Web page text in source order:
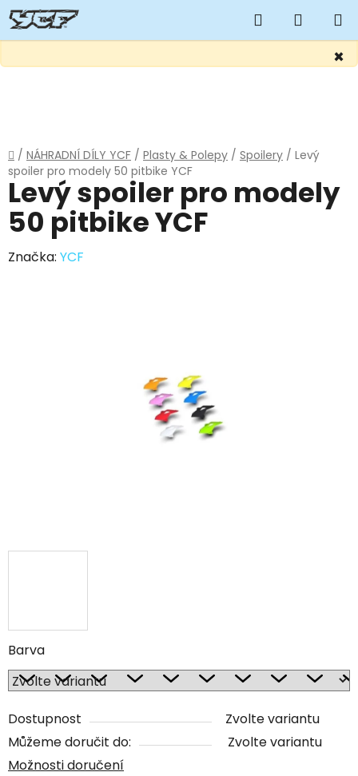
×
Hledat
KOŠÍK
Domů
/ NÁHRADNÍ DÍLY YCF / Plasty & Polepy / Spoilery / Levý
spoiler pro modely 50 pitbike YCF
Barva
Dostupnost
Zvolte variantu
Můžeme doručit do:
Zvolte variantu
Možnosti doručení
Levý spoiler pro modely
50 pitbike YCF
Značka: YCF